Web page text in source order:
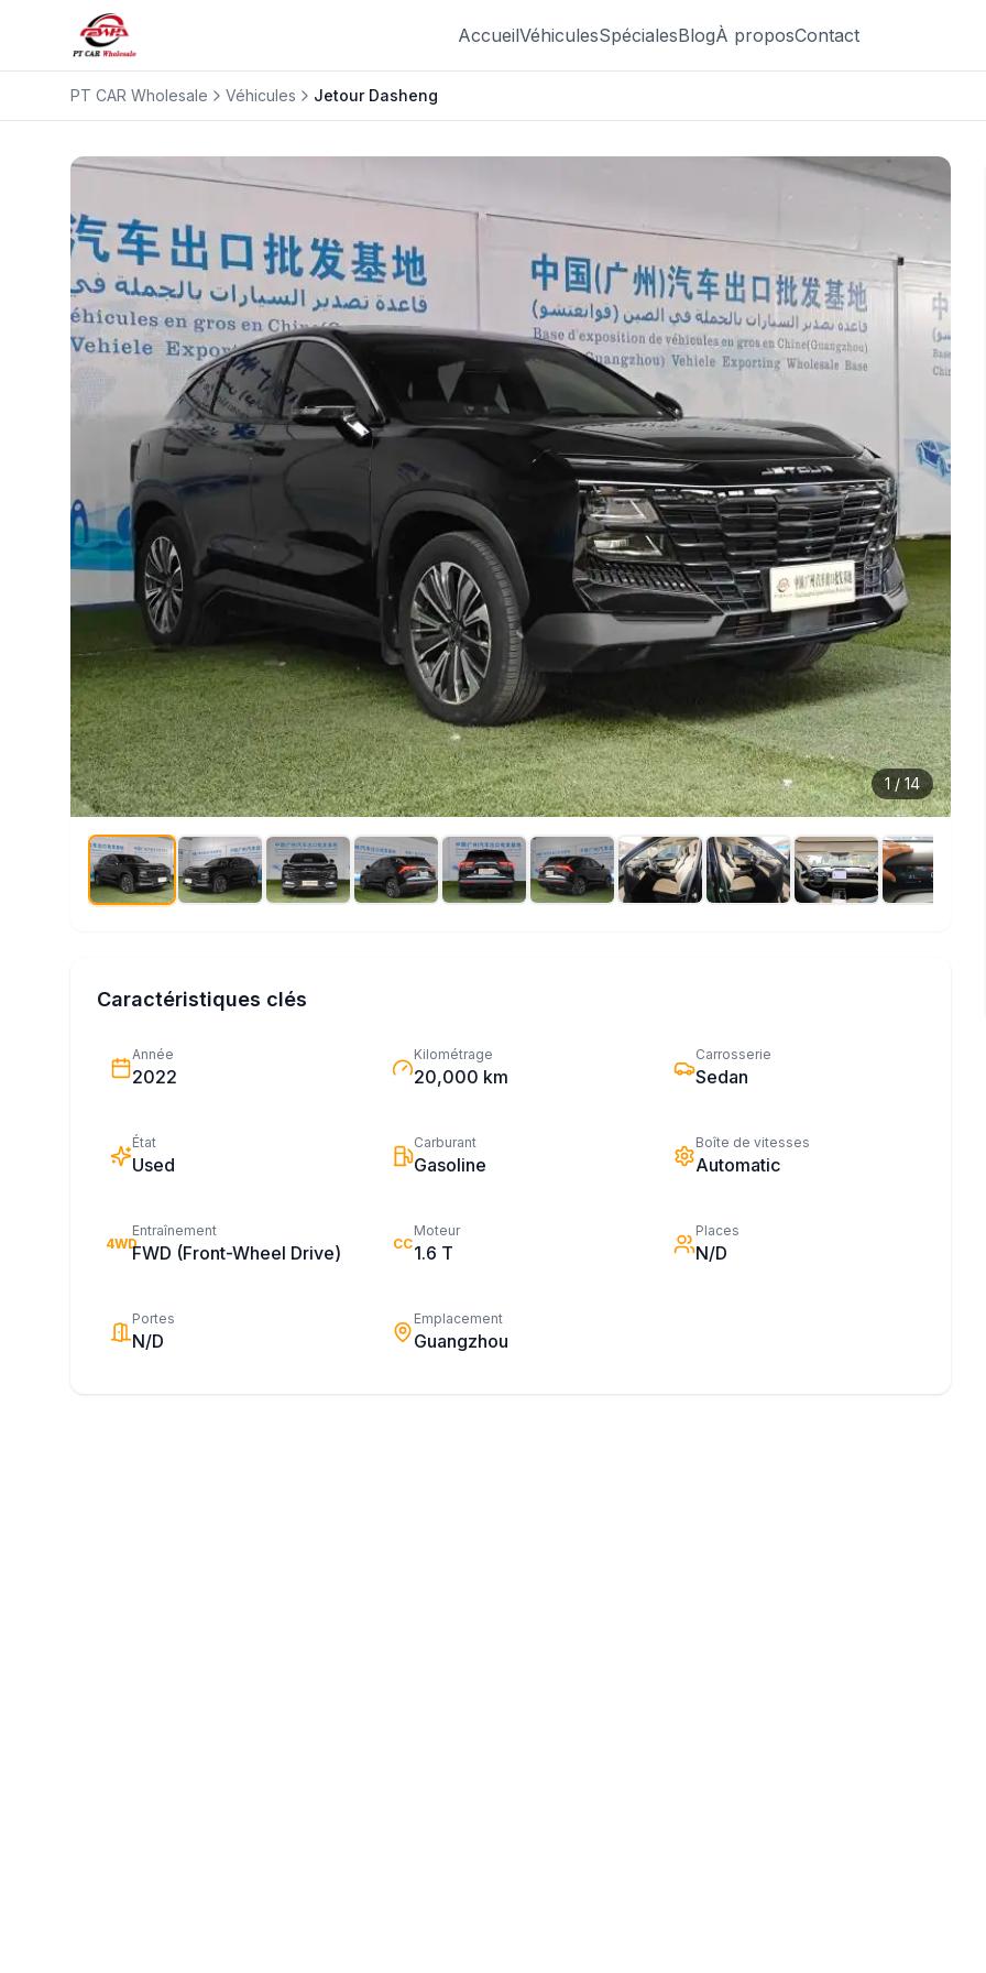
AccueilVéhiculesSpécialesBlogÀ proposContact
PT CAR Wholesale Véhicules Jetour Dasheng
1 / 14
Caractéristiques clés
Année
2022
Kilométrage
20,000 km
Carrosserie
Sedan
État
Used
Carburant
Gasoline
Boîte de vitesses
Automatic
4WD
Entraînement
FWD (Front-Wheel Drive) CC
Moteur
1.6 T
Places
N/D
Portes
N/D
Emplacement
Guangzhou